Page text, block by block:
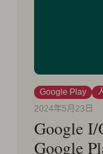
Google Play
2024年5月23日
Google
Google